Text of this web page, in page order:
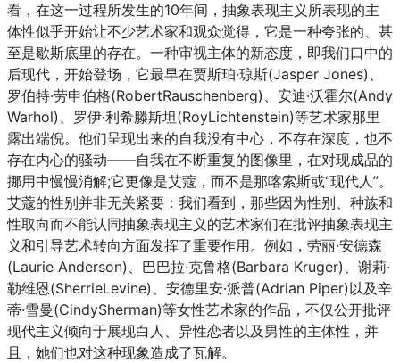
看，在这一过程所发生的10年间，抽象表现主义所表现的主
体性似乎开始让不少艺术家和观众觉得，它是一种夸张的、甚
至是歇斯底里的存在。一种审视主体的新态度，即我们口中的
后现代，开始登场，它最早在贾斯珀·琼斯(Jasper Jones)、
罗伯特·劳申伯格(RobertRauschenberg)、安迪·沃霍尔(Andy
Warhol)、罗伊·利希滕斯坦(RoyLichtenstein)等艺术家那里
露出端倪。他们呈现出来的自我没有中心，不存在深度，也不
存在内心的骚动——自我在不断重复的图像里，在对现成品的
挪用中慢慢消解;它更像是艾蔻，而不是那喀索斯或“现代人”。
艾蔻的性别并非无关紧要：我们看到，那些因为性别、种族和
性取向而不能认同抽象表现主义的艺术家们在批评抽象表现主
义和引导艺术转向方面发挥了重要作用。例如，劳丽·安德森
(Laurie Anderson)、巴巴拉·克鲁格(Barbara Kruger)、谢莉·
勒维恩(SherrieLevine)、安德里安·派普(Adrian Piper)以及辛
蒂·雪曼(CindySherman)等女性艺术家的作品，不仅公开批评
现代主义倾向于展现白人、异性恋者以及男性的主体性，并
且，她们也对这种现象造成了瓦解。